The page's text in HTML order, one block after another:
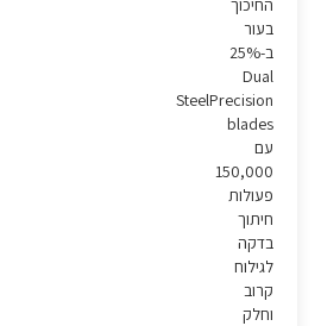
החיכוך
בעור
ב-25%
Dual
SteelPrecision
blades
עם
150,000
פעולות
חיתוך
בדקה
לגילוח
קרוב
וחלק